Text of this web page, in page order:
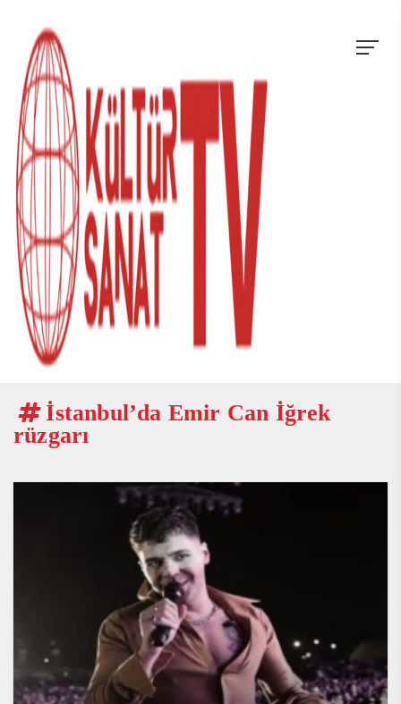
İstanbul’da Emir Can İğrek
rüzgarı